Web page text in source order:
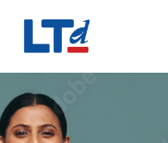
Numéro Vert : 0805 034
Qui sommes-nous